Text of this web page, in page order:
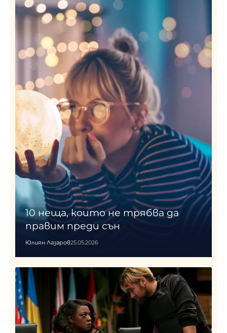
10 неща, които не трябва да
правим преди сън
Юлиян Лазаров25.05.2026